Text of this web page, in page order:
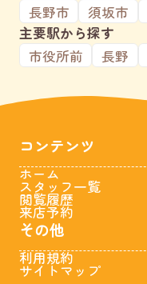
長野市
須坂市
主要駅から探す
市役所前
長野
コンテンツ
ホーム
スタッフ一覧
閲覧履歴
来店予約
その他
利用規約
サイトマップ